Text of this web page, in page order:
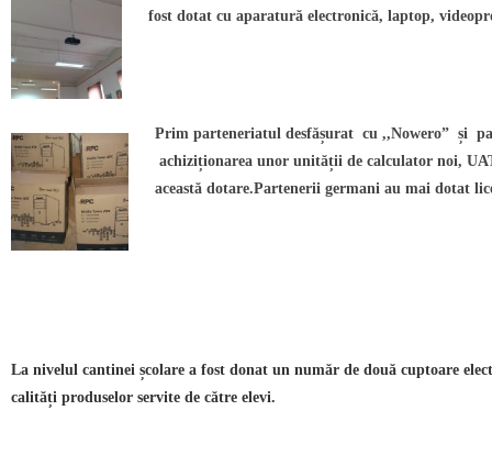
fost dotat cu aparatură electronică, laptop,
Prim parteneriatul desfășurat cu ,,Nowero” și
achiziționarea unor unității de calculator noi,
această dotare.Partenerii germani au mai dotat
La nivelul cantinei școlare a fost donat un număr de două cuptoare
calități produselor servite de către elevi.